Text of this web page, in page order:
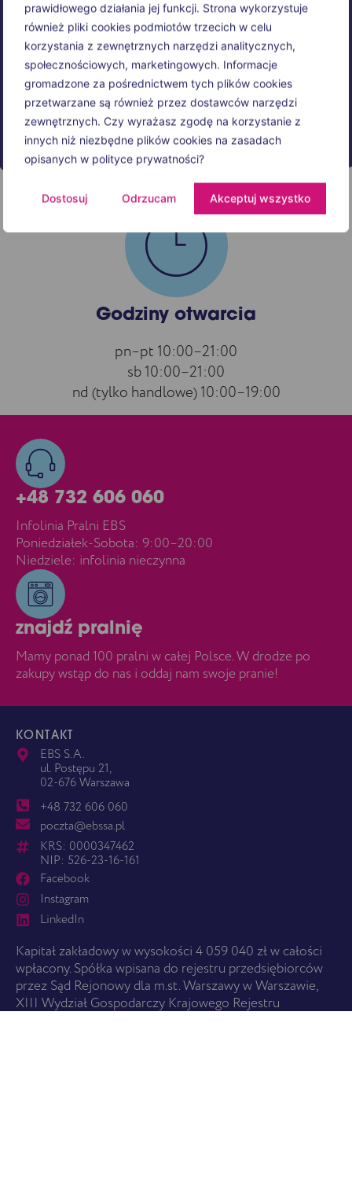
prawidłowego działania jej funkcji. Strona wykorzystuje
również pliki cookies podmiotów trzecich w celu
korzystania z zewnętrznych narzędzi analitycznych,
społecznościowych, marketingowych. Informacje
gromadzone za pośrednictwem tych plików cookies
przetwarzane są również przez dostawców narzędzi
zewnętrznych. Czy wyrażasz zgodę na korzystanie z
innych niż niezbędne plików cookies na zasadach
opisanych w polityce prywatności?
Dostosuj Odrzucam Akceptuj wszystko
Godziny otwarcia
pn–pt 10:00–21:00
sb 10:00–21:00
nd (tylko handlowe) 10:00–19:00
+48 732 606 060
Infolinia Pralni EBS
Poniedziałek-Sobota: 9:00–20:00
Niedziele: infolinia nieczynna
znajdź pralnię
Mamy ponad 100 pralni w całej Polsce. W drodze po
zakupy wstąp do nas i oddaj nam swoje pranie!
KONTAKT
EBS S.A.
ul. Postępu 21,
02-676 Warszawa
+48 732 606 060
poczta@ebssa.pl
KRS: 0000347462
NIP: 526-23-16-161
Facebook
Instagram
LinkedIn
Kapitał zakładowy w wysokości 4 059 040 zł w całości
wpłacony. Spółka wpisana do rejestru przedsiębiorców
przez Sąd Rejonowy dla m.st. Warszawy w Warszawie,
XIII Wydział Gospodarczy Krajowego Rejestru